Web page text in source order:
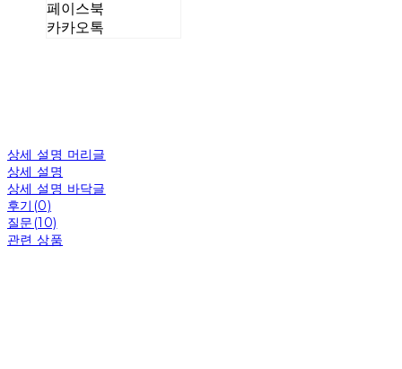
페이스북
카카오톡
상세 설명 머리글
상세 설명
상세 설명 바닥글
후기(0)
질문(10)
관련 상품